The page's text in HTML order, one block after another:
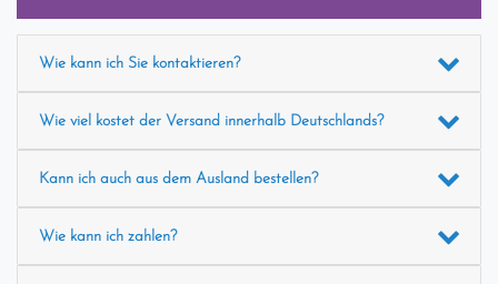
Wie kann ich Sie kontaktieren?
Wie viel kostet der Versand innerhalb Deutschlands?
Kann ich auch aus dem Ausland bestellen?
Wie kann ich zahlen?